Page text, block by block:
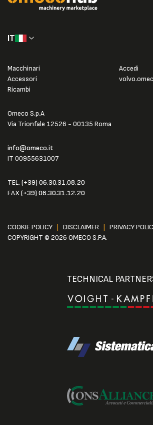
IT
Omeco S.p.A
Via Trionfale 12526 - 00135 Roma
info@omeco.it
IT 00955631007
TEL. (+39) 06.30.31.08.20
FAX(+39) 06.30.31.12.20
Macchinari
Accessori
Ricambi
Accedi
COOKIE POLICY DISCLAIMER
PRIVACY
COPYRIGHT © 2026 OMECO S.P.A.
TECHNICAL